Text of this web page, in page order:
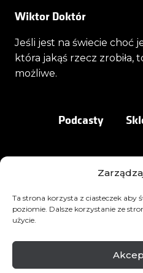
Ta strona korzysta z ciasteczek aby
poziomie. Dalsze korzystanie ze
użycie.
Wiktor Doktór
Jeśli jest na świecie choć
która jakąś rzecz zrobiła,
możliwe.
Podcasty
©2026